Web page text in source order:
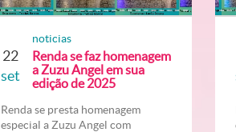
22
set
noticias
Renda se faz homenagem
a Zuzu Angel em sua
edição de 2025
Renda se presta homenagem
especial a Zuzu Angel com